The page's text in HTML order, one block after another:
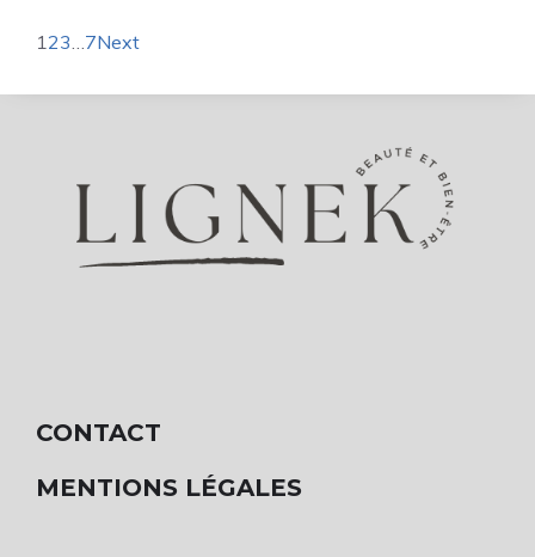
123…7Next
CONTACT
MENTIONS LÉGALES